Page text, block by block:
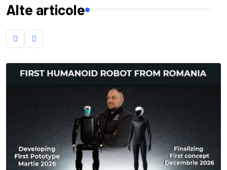
Alte articole